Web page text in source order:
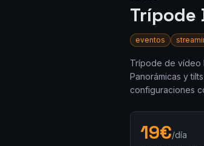
Trípode
eventos
Trípode de vídeo
Panorámicas y
configuraciones
19€/día